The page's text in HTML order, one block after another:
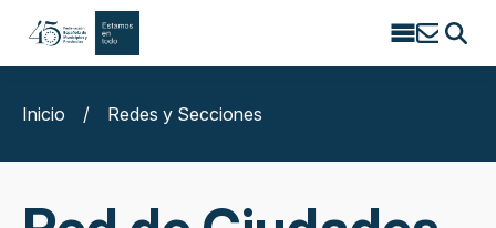
Search
Inicio
/ Redes y Secciones